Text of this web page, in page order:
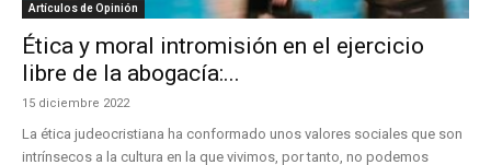
Artículos de Opinión
Ética y moral intromisión en el ejercicio
libre de la abogacía:...
15 diciembre 2022
La ética judeocristiana ha conformado unos valores sociales que son
intrínsecos a la cultura en la que vivimos, por tanto, no podemos